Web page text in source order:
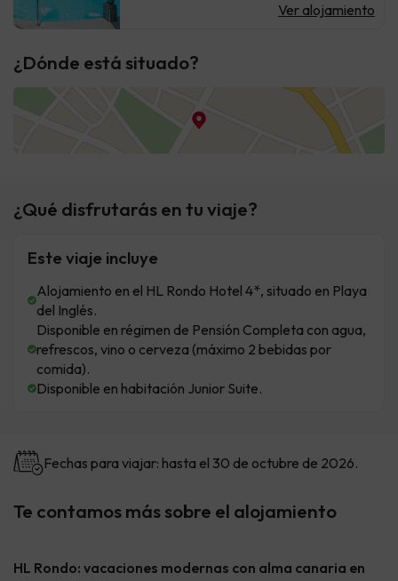
Ver alojamiento
¿Dónde está situado?
¿Qué disfrutarás en tu viaje?
Este viaje incluye
Alojamiento en el HL Rondo Hotel 4*, situado en Playa
del Inglés.
Disponible en régimen de Pensión Completa con agua,
refrescos, vino o cerveza (máximo 2 bebidas por
comida).
Disponible en habitación Junior Suite.
Fechas para viajar: hasta el 30 de octubre de 2026.
Te contamos más sobre el alojamiento
HL Rondo: vacaciones modernas con alma canaria en